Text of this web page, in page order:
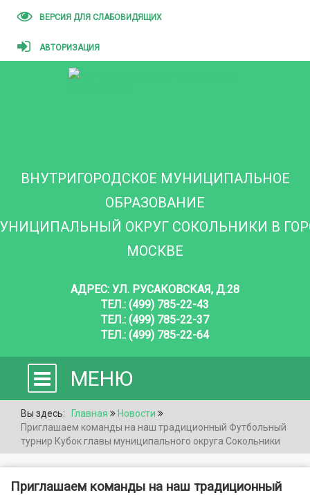
ВЕРСИЯ ДЛЯ СЛАБОВИДЯЩИХ
АВТОРИЗАЦИЯ
ВНУТРИГОРОДСКОЕ МУНИЦИПАЛЬНОЕ
ОБРАЗОВАНИЕ
ОКРУГ СОКОЛЬНИКИ В
МОСКВЕ
АДРЕС: УЛ. РУСАКОВСКАЯ, Д.28
ТЕЛ.: (499) 785-22-43
ТЕЛ.: (499) 785-22-37
ТЕЛ.: (499) 785-22-64
МЕНЮ
Вы здесь: Главная
Новости
Приглашаем команды на наш традиционный Футбольный
турнир Кубок главы муниципального округа Сокольники
Приглашаем команды на наш традиционный